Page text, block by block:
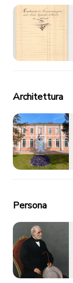
Architettura
Persona